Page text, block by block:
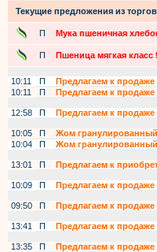
Текущие предложения из
П Мука пшеничная
П Пшеница мягкая класс
10:11
П Предлагаем к
10:11
П Предлагаем к
12:58
П Предлагаем к
10:05
П Жом гранулированный
10:04
П Жом гранулированный
13:01
П Предлагаем к
10:09
П Предлагаем к
09:50
П Предлагаем к
13:41
П Предлагаем к
13:35
П Предлагаем к